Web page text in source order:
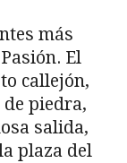
más
El
callejón,
piedra,
salida,
plaza del